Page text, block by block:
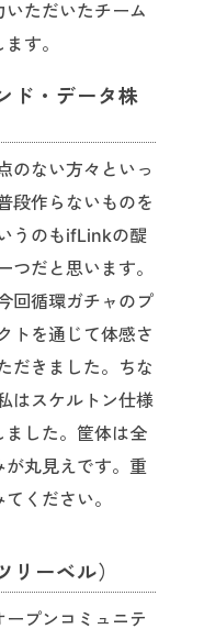
ただいたチーム
す。
ド・データ株
のない方々といっ
段作らないものを
うのもifLinkの醍
つだと思います。
回循環ガチャのプ
トを通じて体感さ
だきました。ちな
はスケルトン仕様
ました。筐体は全
丸見えです。重
ください。
リーベル）
プンコミュニテ